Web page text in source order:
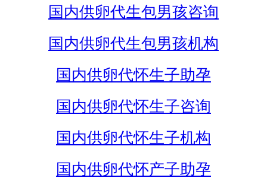
国内供卵代生包男孩咨询
国内供卵代生包男孩机构
国内供卵代怀生子助孕
国内供卵代怀生子咨询
国内供卵代怀生子机构
国内供卵代怀产子助孕